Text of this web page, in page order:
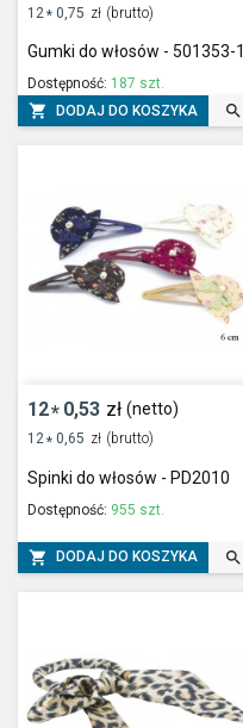
12 * 0,75 zł (brutto)
Gumki do włosów - 501353-1
Dostępność: 187 szt.
 DODAJ DO KOSZYKA 
12* 0,53 zł (netto)
12 * 0,65 zł (brutto)
Spinki do włosów - PD2010
Dostępność: 955 szt.
 DODAJ DO KOSZYKA 